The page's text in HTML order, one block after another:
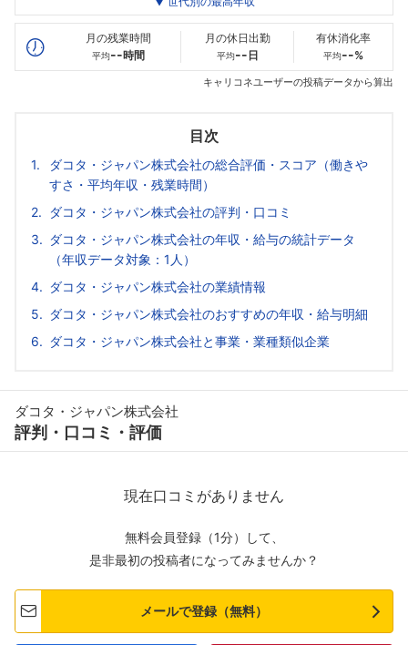
最高年収
--万
912万
--万
月の残業時間
平均--時間
月の休日出勤
平均-- 日
有休消化率
平均--%
キャリコネユーザーの投稿データから算出
目次
ダコタ・ジャパン株式会社の総合評価・スコア（働きや
すさ・平均年収・残業時間）
ダコタ・ジャパン株式会社の評判・口コミ
ダコタ・ジャパン株式会社の年収・給与の統計データ
（年収データ対象：1人）
ダコタ・ジャパン株式会社の業績情報
ダコタ・ジャパン株式会社のおすすめの年収・給与明細
ダコタ・ジャパン株式会社と事業・業種類似企業
ダコタ・ジャパン株式会社
評判・口コミ・評価
現在口コミがありません
無料会員登録（1分）して、
是非最初の投稿者になってみませんか？
メールで登録（無料）